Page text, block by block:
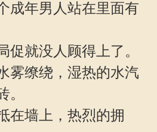
成年男人站在里面有
就没人顾得上了。
雾缭绕，湿热的水汽
。
在墙上，热烈的拥